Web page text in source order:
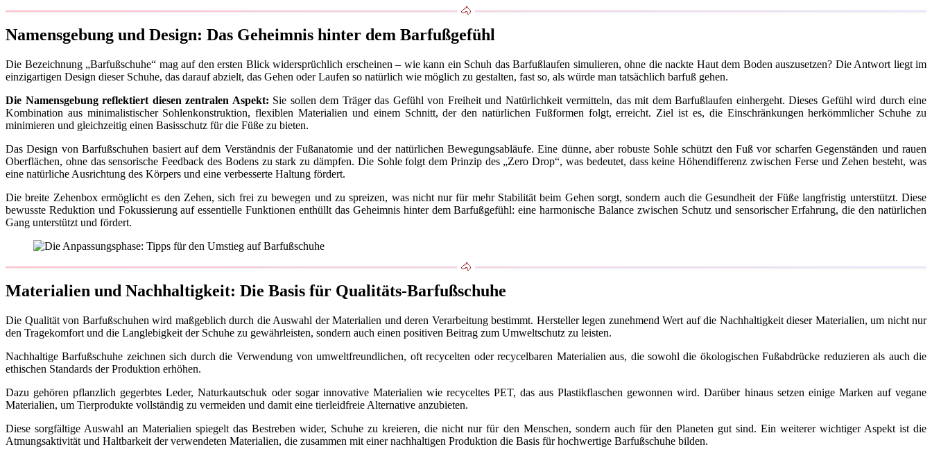
Namensgebung und Design: Das Geheimnis hinter dem Barfußgefühl
Die Bezeichnung „Barfußschuhe“ mag auf den ersten Blick widersprüchlich erscheinen – wie kann ein Schuh das Barfußlaufen simulieren, ohne die nackte Haut dem Boden auszusetzen? Die Antwort liegt im
einzigartigen Design dieser Schuhe, das darauf abzielt, das Gehen oder Laufen so natürlich wie möglich zu gestalten, fast so, als würde man tatsächlich barfuß gehen.
Die Namensgebung reflektiert diesen zentralen Aspekt: Sie sollen dem Träger das Gefühl von Freiheit und Natürlichkeit vermitteln, das mit dem Barfußlaufen einhergeht. Dieses Gefühl wird durch eine
Kombination aus minimalistischer Sohlenkonstruktion, flexiblen Materialien und einem Schnitt, der den natürlichen Fußformen folgt, erreicht. Ziel ist es, die Einschränkungen herkömmlicher Schuhe zu
minimieren und gleichzeitig einen Basisschutz für die Füße zu bieten.
Das Design von Barfußschuhen basiert auf dem Verständnis der Fußanatomie und der natürlichen Bewegungsabläufe. Eine dünne, aber robuste Sohle schützt den Fuß vor scharfen Gegenständen und rauen
Oberflächen, ohne das sensorische Feedback des Bodens zu stark zu dämpfen. Die Sohle folgt dem Prinzip des „Zero Drop“, was bedeutet, dass keine Höhendifferenz zwischen Ferse und Zehen besteht, was
eine natürliche Ausrichtung des Körpers und eine verbesserte Haltung fördert.
Die breite Zehenbox ermöglicht es den Zehen, sich frei zu bewegen und zu spreizen, was nicht nur für mehr Stabilität beim Gehen sorgt, sondern auch die Gesundheit der Füße langfristig unterstützt. Diese
bewusste Reduktion und Fokussierung auf essentielle Funktionen enthüllt das Geheimnis hinter dem Barfußgefühl: eine harmonische Balance zwischen Schutz und sensorischer Erfahrung, die den natürlichen
Gang unterstützt und fördert.
Materialien und Nachhaltigkeit: Die Basis für Qualitäts-Barfußschuhe
Die Qualität von Barfußschuhen wird maßgeblich durch die Auswahl der Materialien und deren Verarbeitung bestimmt. Hersteller legen zunehmend Wert auf die Nachhaltigkeit dieser Materialien, um nicht nur
den Tragekomfort und die Langlebigkeit der Schuhe zu gewährleisten, sondern auch einen positiven Beitrag zum Umweltschutz zu leisten.
Nachhaltige Barfußschuhe zeichnen sich durch die Verwendung von umweltfreundlichen, oft recycelten oder recycelbaren Materialien aus, die sowohl die ökologischen Fußabdrücke reduzieren als auch die
ethischen Standards der Produktion erhöhen.
Dazu gehören pflanzlich gegerbtes Leder, Naturkautschuk oder sogar innovative Materialien wie recyceltes PET, das aus Plastikflaschen gewonnen wird. Darüber hinaus setzen einige Marken auf vegane
Materialien, um Tierprodukte vollständig zu vermeiden und damit eine tierleidfreie Alternative anzubieten.
Diese sorgfältige Auswahl an Materialien spiegelt das Bestreben wider, Schuhe zu kreieren, die nicht nur für den Menschen, sondern auch für den Planeten gut sind. Ein weiterer wichtiger Aspekt ist die
Atmungsaktivität und Haltbarkeit der verwendeten Materialien, die zusammen mit einer nachhaltigen Produktion die Basis für hochwertige Barfußschuhe bilden.